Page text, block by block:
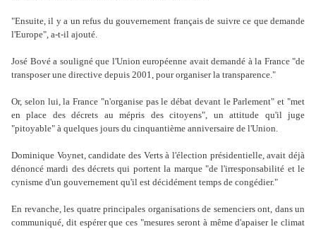
"Ensuite, il y a un refus du gouvernement français de suivre ce que demande
l'Europe", a-t-il ajouté.
José Bové a souligné que l'Union européenne avait demandé à la France "de
transposer une directive depuis 2001, pour organiser la transparence."
Or, selon lui, la France "n'organise pas le débat devant le Parlement" et "met
en place des décrets au mépris des citoyens", un attitude qu'il juge
"pitoyable" à quelques jours du cinquantième anniversaire de l'Union.
Dominique Voynet, candidate des Verts à l'élection présidentielle, avait déjà
dénoncé mardi des décrets qui portent la marque "de l'irresponsabilité et le
cynisme d'un gouvernement qu'il est décidément temps de congédier."
En revanche, les quatre principales organisations de semenciers ont, dans un
communiqué, dit espérer que ces "mesures seront à même d'apaiser le climat